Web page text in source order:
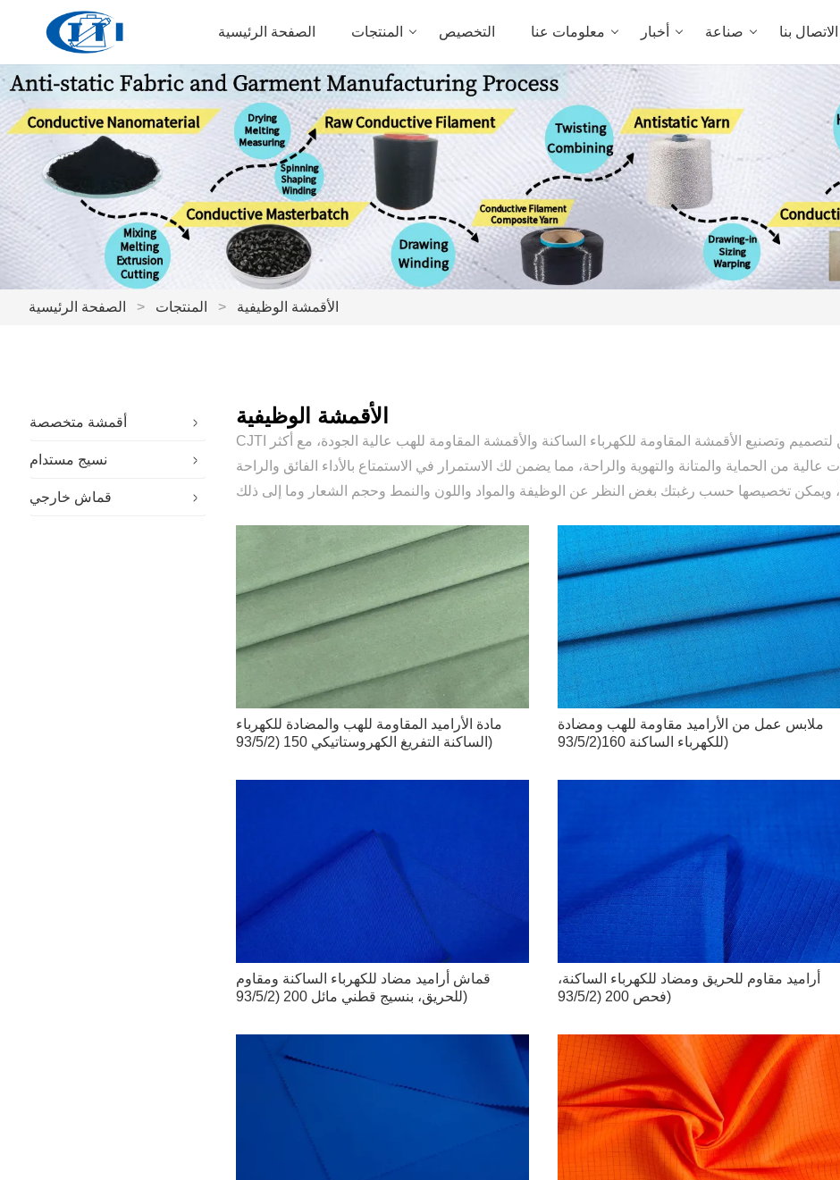
الصفحة الرئيسية المنتجات التخصيص معلومات عنا أخبار صناعة الاتصال بنا
الصفحة الرئيسية > المنتجات > الأقمشة الوظيفية
أقمشة متخصصة
قماش مضاد للكهرباء الساكنة
قماش مقاوم للهب
نسيج مستدام
قماش خارجي
الأقمشة الوظيفية
CJTI هي شركة رائدة في تصنيع الأقمشة الوظيفية في الصين لتصميم وتصنيع الأقمشة المقاومة للكهرباء الساكنة والأقمشة المقاومة للهب عالية الجودة، مع أكثر
عالية من الحماية والمتانة والتهوية والراحة، مما يضمن لك الاستمرار في الاستمتاع بالأداء الفائق والراحة
مادة الأراميد المقاومة للهب والمضادة للكهرباء
الساكنة التفريغ الكهروستاتيكي 150 (93/5/2)
ملابس عمل من الأراميد مقاومة للهب ومضادة
للكهرباء الساكنة 160(93/5/2)
قماش أراميد مضاد للكهرباء الساكنة ومقاوم
للحريق، بنسيج قطني مائل 200 (93/5/2)
أراميد مقاوم للحريق ومضاد للكهرباء الساكنة،
فحص 200 (93/5/2)